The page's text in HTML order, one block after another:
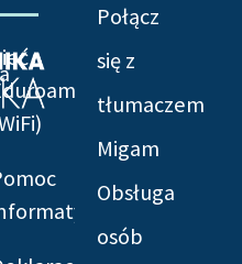
Połącz
się z
tłumaczem
Migam
Obsługa
osób